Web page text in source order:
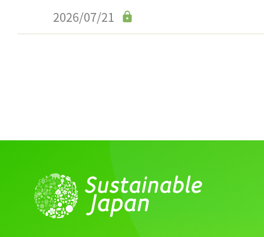
2026/07/21